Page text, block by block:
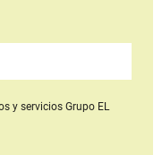
y serviciosGrupo EL